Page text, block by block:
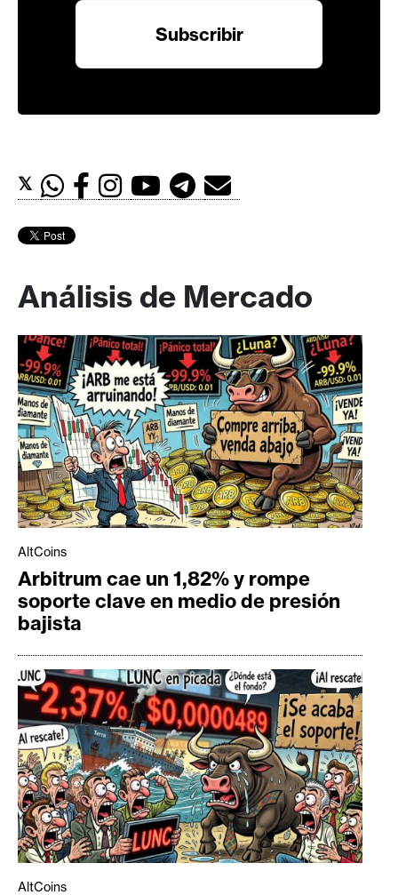
𝕏
Análisis de Mercado
AltCoins
Arbitrum cae un 1,82% y rompe
soporte clave en medio de presión
bajista
AltCoins